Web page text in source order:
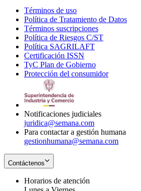
Términos de uso
in
new
window
Política de Tratamiento de Datos
Términos suscripciones
in
Política de Riesgos C/ST
Política SAGRILAFT
new
window
Certificación ISSN
in
new
TyC Plan de Gobierno
in
Protección del consumidorOpens
Notificaciones judiciales
juridica@semana.com
Para contactar a gestión humana
gestionhumana@semana.com
Contáctenos
Horarios de atención